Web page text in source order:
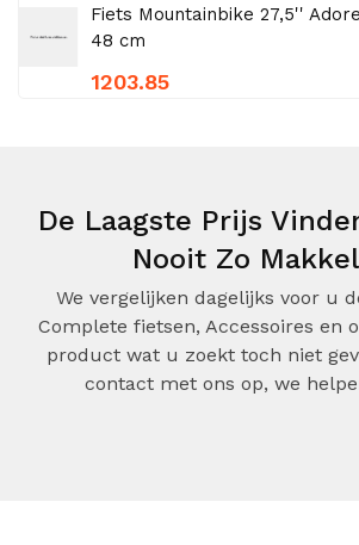
Fiets Mountainbike 27,5''
48 cm
1203.85
De Laagste Prijs
Nooit Zo
We vergelijken dagelijks voor u
Complete fietsen, Accessoires en
product wat u zoekt toch niet
contact met ons op, we